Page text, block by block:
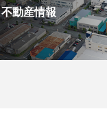
不動産情報